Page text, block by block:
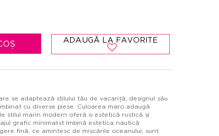
ADAUGĂ LA FAVORITE
se adaptează stilului tău de vacanță; designul său
cu diverse piese. Culoarea maro adaugă
stilul marin modern oferă o estetică rustică și
grafic minimalist îmbină estetica nautică
fină, ce amintesc de mișcările oceanului, sunt